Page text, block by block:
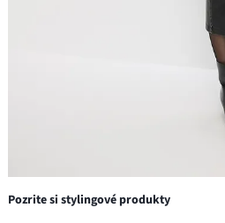
Pozrite si stylingové produkty